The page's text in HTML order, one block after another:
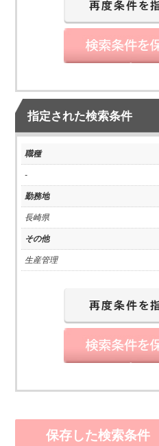
指定された検索条件
職種
-
勤務地
長崎県
その他
生産管理
保存した検索条件